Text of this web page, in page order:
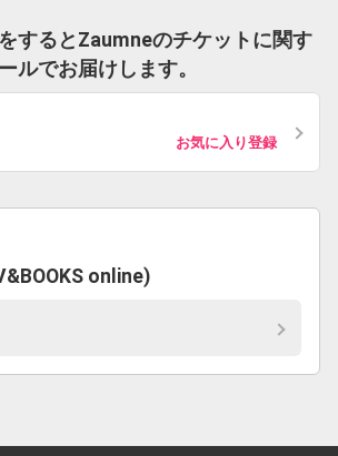
するとZaumneのチケットに関す
ルでお届けします。
お気に入り登録
online)